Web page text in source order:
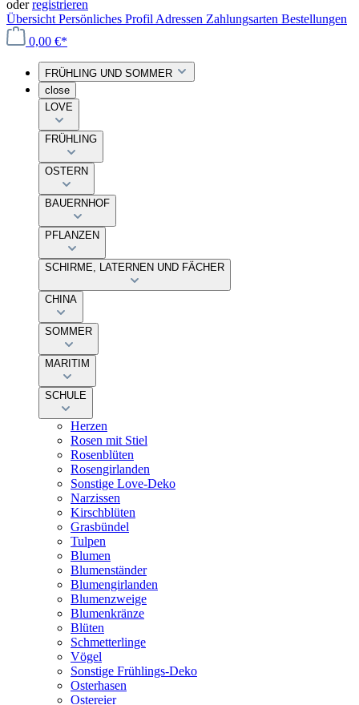
oderregistrieren
Übersicht Persönliches Profil Adressen Zahlungsarten Bestellungen
0,00 €*
FRÜHLING UND SOMMER
close
LOVE
FRÜHLING
OSTERN
BAUERNHOF
PFLANZEN
SCHIRME, LATERNEN UND FÄCHER
CHINA
SOMMER
MARITIM
SCHULE
Herzen
Rosen mit Stiel
Rosenblüten
Rosengirlanden
Sonstige Love-Deko
Narzissen
Kirschblüten
Grasbündel
Tulpen
Blumen
Blumenständer
Blumengirlanden
Blumenzweige
Blumenkränze
Blüten
Schmetterlinge
Vögel
Sonstige Frühlings-Deko
Osterhasen
Ostereier